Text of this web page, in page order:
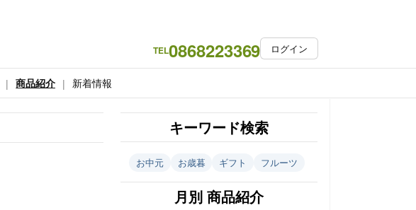
TEL0868223369 ログイン
商品紹介 新着情報
キーワード検索
お中元 お歳暮 ギフト フルーツ
月別 商品紹介